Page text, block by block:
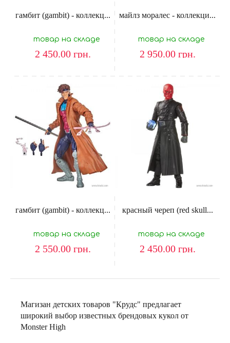
гамбит (gambit) - коллекц...
товар на складе
2 450.00 грн.
майлз моралес - коллекци...
товар на складе
2 950.00 грн.
гамбит (gambit) - коллекц...
товар на складе
2 550.00 грн.
красный череп (red skull...
товар на складе
2 450.00 грн.
Магизан детских товаров "Крудс" предлагает
широкий выбор известных брендовых кукол от
Monster High